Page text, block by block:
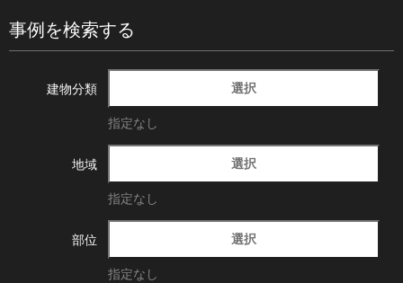
事例を検索する
建物分類 選択
指定なし
地域 選択
指定なし
部位 選択
指定なし